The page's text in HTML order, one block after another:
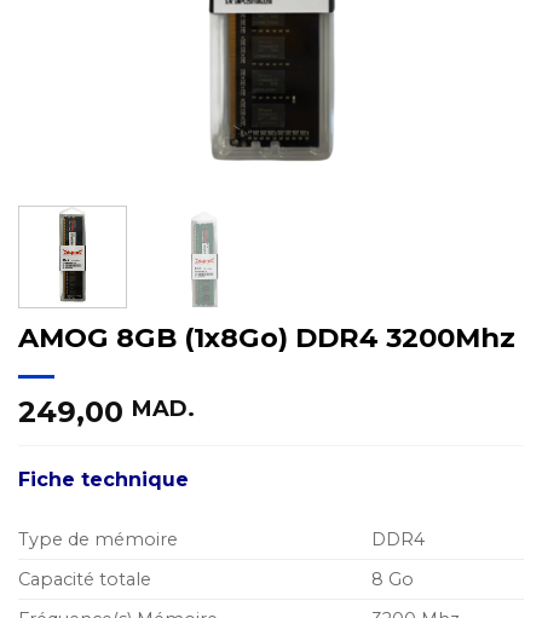
AMOG 8GB (1x8Go) DDR4 3200Mhz
249,00 MAD.
Fiche technique
Type de mémoire
DDR4
Capacité totale
8 Go